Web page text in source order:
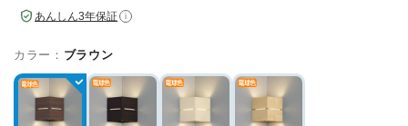
あんしん3年保証 i
カラー： ブラウン